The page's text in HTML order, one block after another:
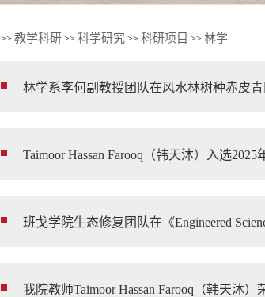
>> 教学科研 >> 科学研究 >> 科研项目 >> 林学
林学系李何副教授团队在风水林树种赤皮
Taimoor Hassan Farooq（韩天沐）入选
班戈学院生态修复团队在《Engineered
我院教师Taimoor Hassan Farooq（韩天沐